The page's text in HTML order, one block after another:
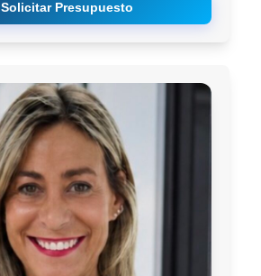
Solicitar Presupuesto